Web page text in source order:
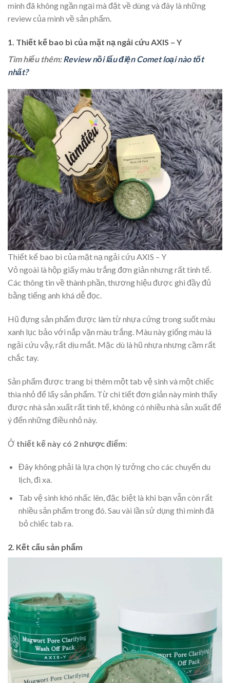
mình đã không ngần ngại mà đặt về dùng và đây là những
review của mình về sản phẩm.
1. Thiết kế bao bì của mặt nạ ngải cứu AXIS – Y
Tìm hiểu thêm:Review nồi lẩu điện Comet loại nào tốt
nhất?
Thiết kế bao bì của mặt nạ ngải cứu AXIS – Y
Vỏ ngoài là hộp giấy màu trắng đơn giản nhưng rất tinh tế.
Các thông tin về thành phần, thương hiệu được ghi đầy đủ
bằng tiếng anh khá dễ đọc.
Hũ đựng sản phẩm được làm từ nhựa cứng trong suốt màu
xanh lục bảo với nắp vặn màu trắng. Màu này giống màu lá
ngải cứu vậy, rất dịu mắt. Mặc dù là hũ nhựa nhưng cầm rất
chắc tay.
Sản phẩm được trang bị thêm một tab vệ sinh và một chiếc
thìa nhỏ để lấy sản phẩm. Từ chi tiết đơn giản này mình thấy
được nhà sản xuất rất tinh tế, không có nhiều nhà sản xuất để
ý đến những điều nhỏ này.
Ở thiết kế này có 2 nhược điểm:
Đây không phải là lựa chọn lý tưởng cho các chuyến du
lịch, đi xa.
Tab vệ sinh khó nhấc lên, đặc biệt là khi bạn vẫn còn rất
nhiều sản phẩm trong đó. Sau vài lần sử dụng thì mình đã
bỏ chiếc tab ra.
2. Kết cấu sản phẩm